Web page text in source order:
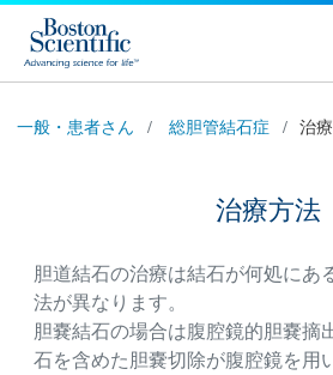
一般・患者さん 総胆管結石症 治
治療方法
胆道結石の治療は結石が何処にあ
法が異なります。
胆嚢結石の場合は腹腔鏡的胆嚢摘
石を含めた胆嚢切除が腹腔鏡を用